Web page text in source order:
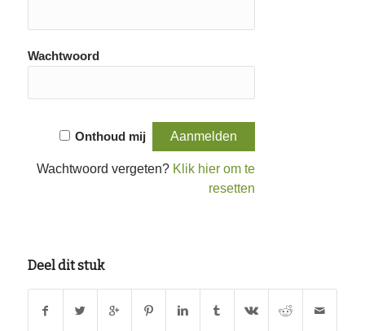
Wachtwoord
Onthoud mij
Wachtwoord vergeten? Klik hier om te
resetten
Deel dit stuk